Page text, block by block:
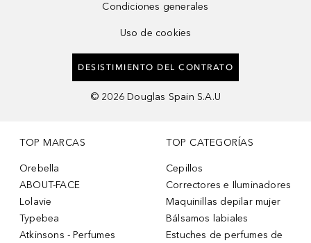
Condiciones generales
Uso de cookies
DESISTIMIENTO DEL CONTRATO
© 2026 Douglas Spain S.A.U
TOP MARCAS
Orebella
ABOUT-FACE
Lolavie
Typebea
Atkinsons - Perfumes
TOP CATEGORÍAS
Cepillos
Correctores e Iluminadores
Maquinillas depilar mujer
Bálsamos labiales
Estuches de perfumes de